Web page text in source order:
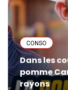
CONSO
Dans les
pomme
rayons